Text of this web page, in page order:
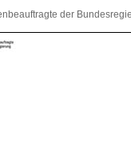
der